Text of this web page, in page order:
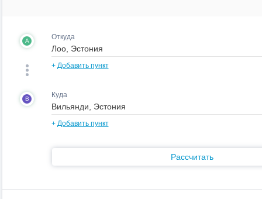
A Откуда
+ Добавить пункт
B Куда
+ Добавить пункт
Рассчитать